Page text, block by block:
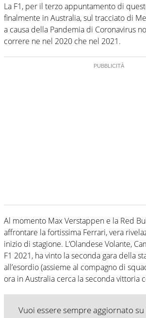
La F1, per il terzo appuntamento di
finalmente in Australia, sul tracciato di
a causa della Pandemia di Coronavirus
correre ne nel 2020 che nel 2021.
Al momento Max Verstappen e la Red
affrontare la fortissima Ferrari, vera
inizio di stagione. L’Olandese Volante,
F1 2021, ha vinto la seconda gara della
all’esordio (assieme al compagno di
ora in Australia cerca la seconda vittoria
Vuoi essere sempre aggiornato